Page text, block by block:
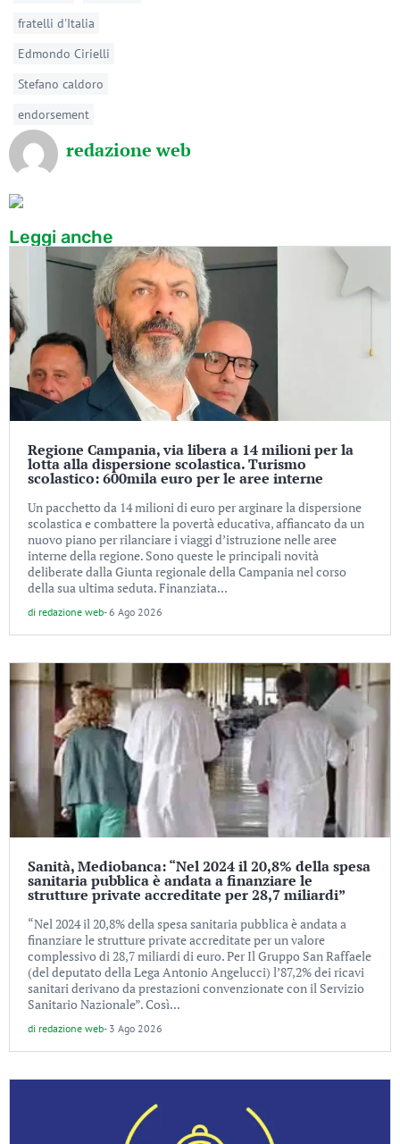
fratelli d'Italia
Edmondo Cirielli
Stefano caldoro
endorsement
redazione web
Leggi anche
Regione Campania, via libera a 14 milioni per la
lotta alla dispersione scolastica. Turismo
scolastico: 600mila euro per le aree interne
Un pacchetto da 14 milioni di euro per arginare la dispersione
scolastica e combattere la povertà educativa, affiancato da un
nuovo piano per rilanciare i viaggi d’istruzione nelle aree
interne della regione. Sono queste le principali novità
deliberate dalla Giunta regionale della Campania nel corso
della sua ultima seduta. Finanziata...
di redazione web-6 Ago 2026
Sanità, Mediobanca: “Nel 2024 il 20,8% della spesa
sanitaria pubblica è andata a finanziare le
strutture private accreditate per 28,7 miliardi”
“Nel 2024 il 20,8% della spesa sanitaria pubblica è andata a
finanziare le strutture private accreditate per un valore
complessivo di 28,7 miliardi di euro. Per Il Gruppo San Raffaele
(del deputato della Lega Antonio Angelucci) l’87,2% dei ricavi
sanitari derivano da prestazioni convenzionate con il Servizio
Sanitario Nazionale”. Così...
di redazione web- 3 Ago 2026